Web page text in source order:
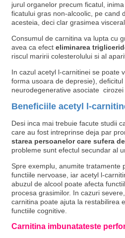
jurul organelor precum ficatul,
ficatului gras non-alcoolic, pe cand
acesteia, deci clar grasimea
Consumul de carnitina va lupta cu
avea ca efect eliminarea
riscul maririi colesterolului si al
In cazul acetyl l-carnitinei se poate
forma usoara de depresie),
neurodegenerative asociate
Beneficiile acetyl l-
Desi inca mai trebuie facute studii
care au fost intreprinse deja par
starea persoanelor care sufera
probleme sunt efectul secundar al
Spre exemplu, anumite tratamente
functiile nervoase, iar acetyl l-
abuzul de alcool poate afecta
procesa grasimilor. In cazuri
carnitina poate ajuta la restabilirea
functiile cognitive.
Carnitina imbunatateste